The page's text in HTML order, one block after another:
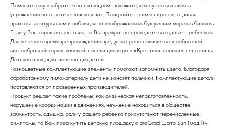
Помогите ему взобраться на скалодром, покажите, как нужно выполнять
упражнения на атлетических кольцах. Поиграйте с ним в пиратов, отдавая
приказы за штурвалом и наблюдая за воображаемым бушующим морем в бинокль.
Если у Вас хорошая фантазия, то Вы прекрасно проведёте выходные с ребёнком.
Для весёлого времяпрепровождения предусмотрено наличие волнообразной,
винтообразной горок, качелей, панели для игры в «Крестики-нолики», песочницы.
Детская площадка полезна для детей
Разноцветные комплектующие элементы помогают запомнить цвета. Благодаря
обработанному пиломатериалу дети не занозят пальчики. Комплектующие детали
поставляются от проверенных производителей.
Продукт решает такие проблемы, как физическая неподготовленность,
нарушение координации в движениях, неумение находиться в обществе,
замкнутость, одышка. Если у Вашего ребёнка присутствуют перечисленные
симптомы, то Вам пора купить детскую площадку «IgraGrad Шато Sun (мод.1)»!